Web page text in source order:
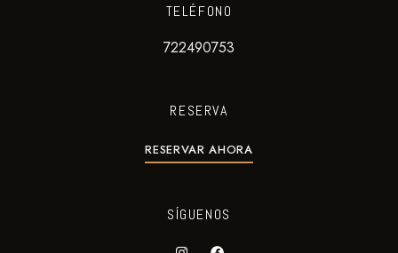
TELÉFONO
722490753
RESERVA
RESERVAR AHORA
SÍGUENOS